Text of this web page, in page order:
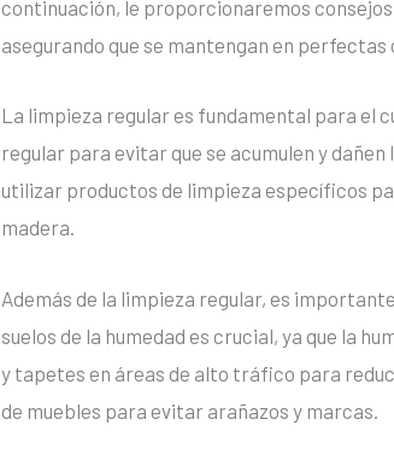
continuación, le proporcionaremos
asegurando que se mantengan en
La limpieza regular es fundamental para el
regular para evitar que se acumulen y
utilizar productos de limpieza específicos
madera.
Además de la limpieza regular, es
suelos de la humedad es crucial, ya que la
y tapetes en áreas de alto tráfico para
de muebles para evitar arañazos y marcas.